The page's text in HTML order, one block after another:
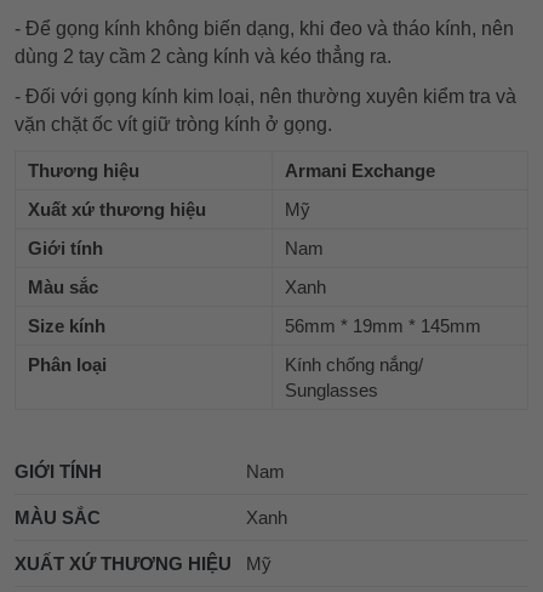
- Để gọng kính không biến dạng, khi đeo và tháo kính, nên
dùng 2 tay cầm 2 càng kính và kéo thẳng ra.
- Đối với gọng kính kim loại, nên thường xuyên kiểm tra và
vặn chặt ốc vít giữ tròng kính ở gọng.
Thương hiệu
Armani Exchange
Xuất xứ thương hiệu
Mỹ
Giới tính
Nam
Màu sắc
Xanh
Size kính
56mm * 19mm * 145mm
Phân loại
Kính chống nắng/
Sunglasses
GIỚI TÍNH Nam
MÀU SẮC Xanh
XUẤT XỨ THƯƠNG HIỆU Mỹ